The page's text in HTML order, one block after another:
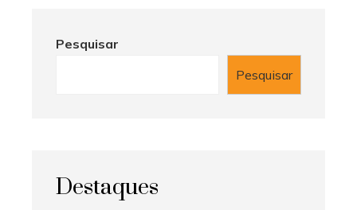
Pesquisar
Pesquisar
Destaques